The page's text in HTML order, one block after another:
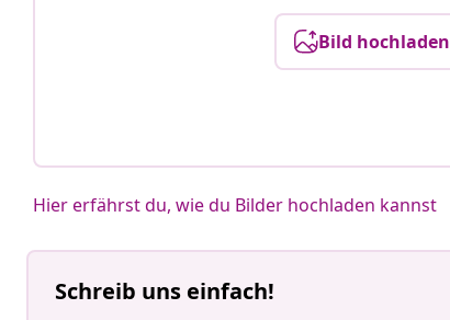
Bild hochladen
Hier erfährst du, wie du Bilder hochladen kannst
Schreib uns einfach!